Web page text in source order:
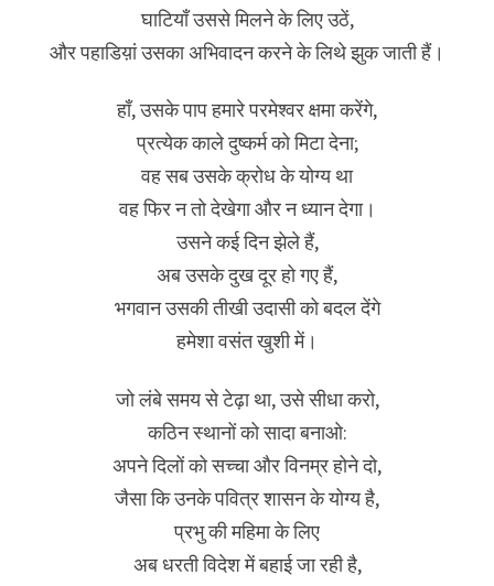
घाटियाँ उससे मिलने के लिए उठें,
और पहाडिय़ां उसका अभिवादन करने के लिथे झुक जाती हैं।
हाँ, उसके पाप हमारे परमेश्वर क्षमा करेंगे,
प्रत्येक काले दुष्कर्म को मिटा देना;
वह सब उसके क्रोध के योग्य था
वह फिर न तो देखेगा और न ध्यान देगा।
उसने कई दिन झेले हैं,
अब उसके दुख दूर हो गए हैं,
भगवान उसकी तीखी उदासी को बदल देंगे
हमेशा वसंत खुशी में।
जो लंबे समय से टेढ़ा था, उसे सीधा करो,
कठिन स्थानों को सादा बनाओ:
अपने दिलों को सच्चा और विनम्र होने दो,
जैसा कि उनके पवित्र शासन के योग्य है,
प्रभु की महिमा के लिए
अब धरती विदेश में बहाई जा रही है,